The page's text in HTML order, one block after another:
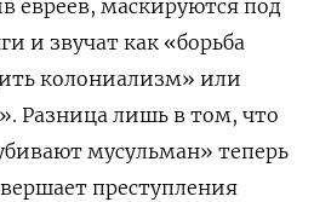
евреев, маскируются под
и звучат как «борьба
колониализм» или
Разница лишь в том, что
мусульман» теперь
преступления